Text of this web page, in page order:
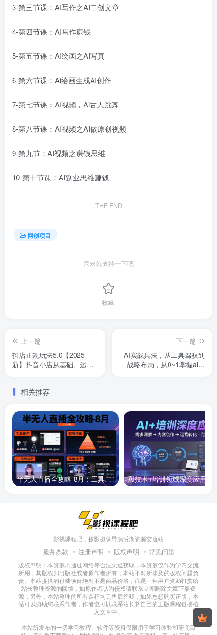
3-第三节课：AI写作之AI二创文章
4-第四节课：AI写作赚钱
5-第五节课：AI绘画之AI写真
6-第六节课：Ai绘画生成AI创作
7-第七节课：AI视频，Ai古人跳舞
8-第八节课：AI视频之AI做原创视频
9-第九节：AI视频之赚钱思维
10-第十节课：AI副业思维赚钱
THE END
网创项目
喜欢就支持一下吧
收藏
上一篇
抖店正规玩法5.0【2025
新】抖音小店从基础、运营
下一篇
AI实战兵法，从工具驾驭到
战略布局，从0~1掌握ai思
相关推荐
半无人直播全攻略-8月：工具使用+起号逻辑+违规规避,新增AI超体与跨境模块
影视课程吧，摄影摄像导演后期资源交流站
服务条款 注册声明 版权声明 常见问题
版权声明：本资源均通过网络等合法渠道获取，本资源仅作为学习交流
所用，其版权归出版社或者原作者所有，本站不对所涉及的版权问题负
责。本站提供的付费项目绝对不是商品价格，而是一种用户赞助打赏给
站长整理资源的回馈，如原作者认为侵权请联系立即删除文章下架资
源，另外，本站整理的所有课程均无售后答疑，如果您想购买正版，本
站可以协助您联系作者，作者也可以联系站长将自己的正版课程链接植
入文章中。
本站所发布的一切学习教程、软件等资料仅限用于学习体验和研究目